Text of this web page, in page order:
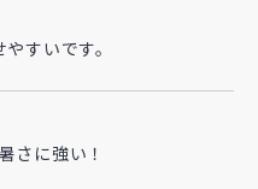
すいです。